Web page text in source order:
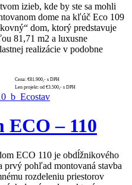
izieb, kde by ste sa mohli
dome na kľúč Eco 109
dom, ktorý predstavuje
81,71 m2 a luxusne
realizácie v podobne
Cena: €81.900,- s DPH
Len projekt: od €3.500,- s DPH
– 110
ECO 110 je obdĺžnikového
prvý pohľad montovaná stavba
rozdeleniu priestorov